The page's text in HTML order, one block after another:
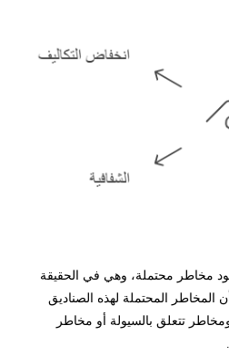
مخاطر محتملة، وهي في الحقيقة
المحتملة لهذه الصناديق
تتعلق بالسيولة أو مخاطر